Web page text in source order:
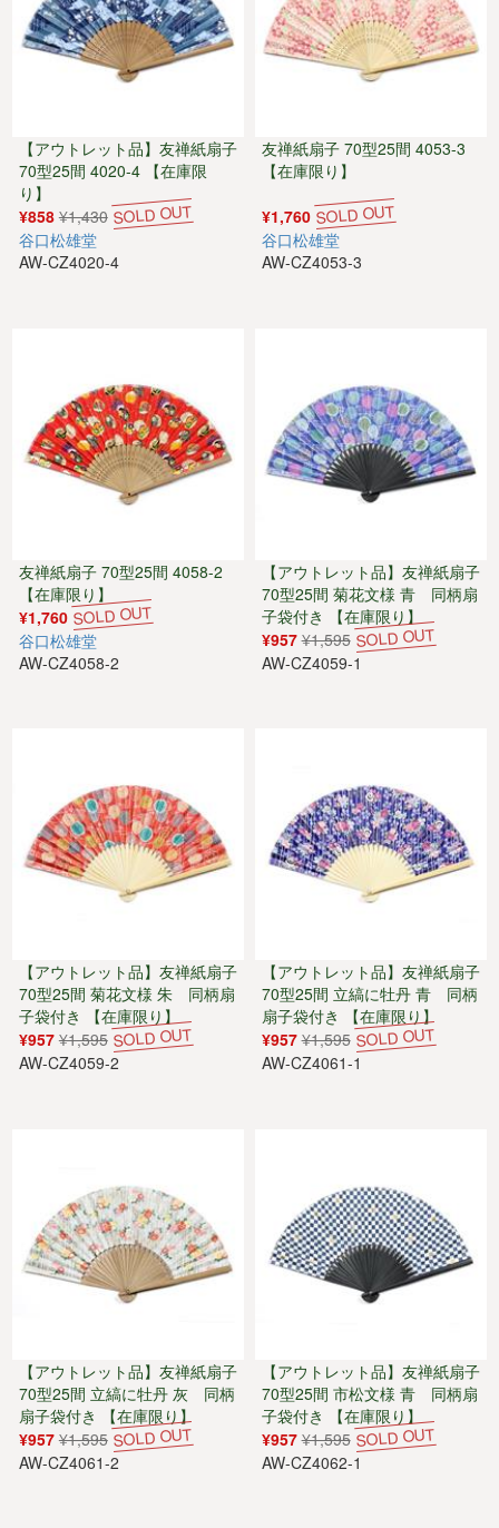
【アウトレット品】友禅紙扇子
70型25間 4020-4 【在庫限
り】
¥858 ¥1,430
谷口松雄堂
AW-CZ4020-4
友禅紙扇子 70型25間 4053-3
【在庫限り】
¥1,760
谷口松雄堂
AW-CZ4053-3
友禅紙扇子 70型25間 4058-2
【在庫限り】
¥1,760
谷口松雄堂
AW-CZ4058-2
【アウトレット品】友禅紙扇子
70型25間 菊花文様 青 同柄扇
子袋付き 【在庫限り】
¥957 ¥1,595
AW-CZ4059-1
【アウトレット品】友禅紙扇子
70型25間 菊花文様 朱 同柄扇
子袋付き 【在庫限り】
¥957 ¥1,595
AW-CZ4059-2
【アウトレット品】友禅紙扇子
70型25間 立縞に牡丹 青 同柄
扇子袋付き 【在庫限り】
¥957 ¥1,595
AW-CZ4061-1
【アウトレット品】友禅紙扇子
70型25間 立縞に牡丹 灰 同柄
扇子袋付き 【在庫限り】
¥957 ¥1,595
AW-CZ4061-2
【アウトレット品】友禅紙扇子
70型25間 市松文様 青 同柄扇
子袋付き 【在庫限り】
¥957 ¥1,595
AW-CZ4062-1